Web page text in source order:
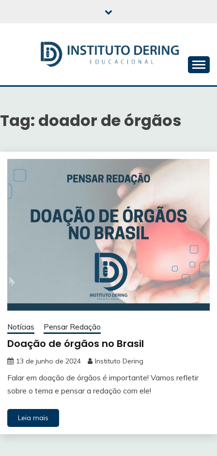
INSTITUTO DERING
EDUCACIONAL
Tag: doador de órgãos
Notícias Pensar Redação
Doação de órgãos no Brasil
13 de junho de 2024 Instituto Dering
Falar em doação de órgãos é importante! Vamos refletir
sobre o tema e pensar a redação com ele!
Leia mais